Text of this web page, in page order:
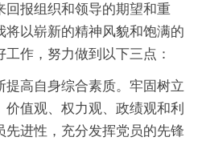
回报组织和领导的期望和重
将以崭新的精神风貌和饱满的
作，努力做到以下三点：
提高自身综合素质。牢固树立
值观、权力观、政绩观和利
先进性，充分发挥党员的先锋